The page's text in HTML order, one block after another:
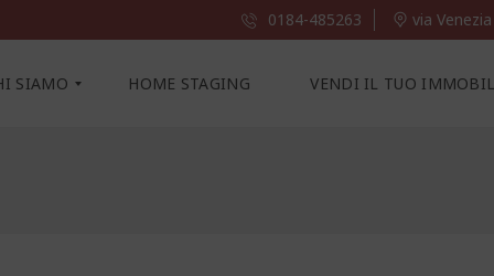
0184-485263 via
SIAMO HOME STAGING VENDI IL TUO